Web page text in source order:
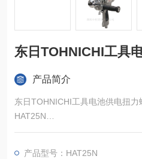
东日TOHNICHI工具
产品简介
东日TOHNICHI工具电池供电扭力
HAT25N
可以使用扭矩扳手测试仪检查准确
产品型号：HAT25N